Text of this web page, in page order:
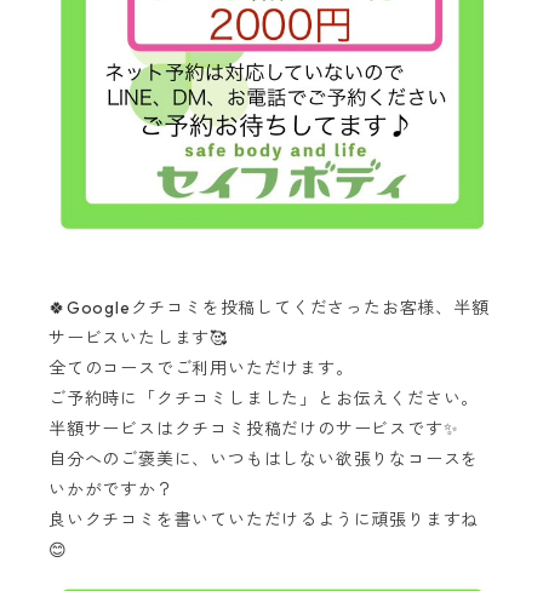
🍀Googleクチコミを投稿してくださったお客様、半額
サービスいたします🥰
全てのコースでご利用いただけます。
ご予約時に「クチコミしました」とお伝えください。
半額サービスはクチコミ投稿だけのサービスです✨
自分へのご褒美に、いつもはしない欲張りなコースを
いかがですか？
良いクチコミを書いていただけるように頑張りますね
😊